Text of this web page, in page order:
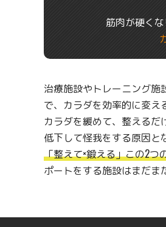
筋肉が硬く
治療施設やトレーニング施
で、カラダを効率的に変え
カラダを緩めて、整える
低下して怪我をする原因と
「整えて×鍛える」この2
ポートをする施設はまだま